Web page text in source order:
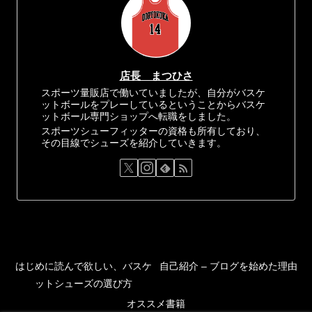
店長 まつひさ
スポーツ量販店で働いていましたが、自分がバスケ
ットボールをプレーしているということからバスケ
ットボール専門ショップへ転職をしました。
スポーツシューフィッターの資格も所有しており、
その目線でシューズを紹介していきます。
はじめに読んで欲しい、バスケ
ットシューズの選び方
自己紹介 – ブログを始めた理由
オススメ書籍